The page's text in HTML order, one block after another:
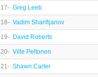
17- Greg Leeb
18- Vadim Sharifijanov
19- David Roberts
20- Ville Peltonen
21- Shawn Carter